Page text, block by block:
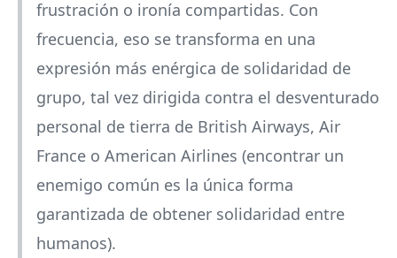
frustración o ironía compartidas. Con
frecuencia, eso se transforma en una
expresión más enérgica de solidaridad de
grupo, tal vez dirigida contra el desventurado
personal de tierra de British Airways, Air
France o American Airlines (encontrar un
enemigo común es la única forma
garantizada de obtener solidaridad entre
humanos).